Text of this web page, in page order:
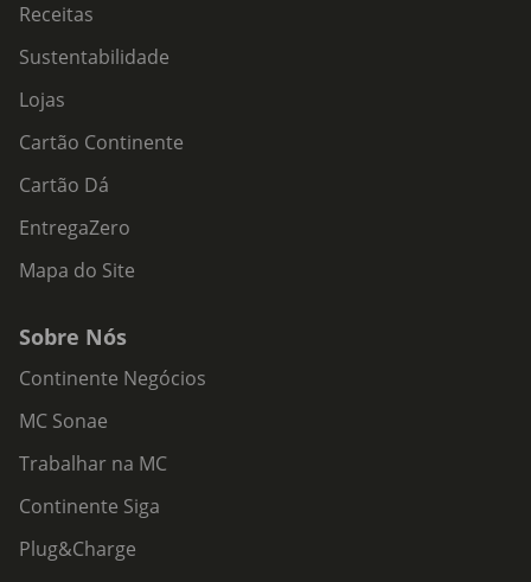
Receitas
Sustentabilidade
Lojas
Cartão Continente
Cartão Dá
EntregaZero
Mapa do Site
Sobre Nós
Continente Negócios
MC Sonae
Trabalhar na MC
Continente Siga
Plug&Charge